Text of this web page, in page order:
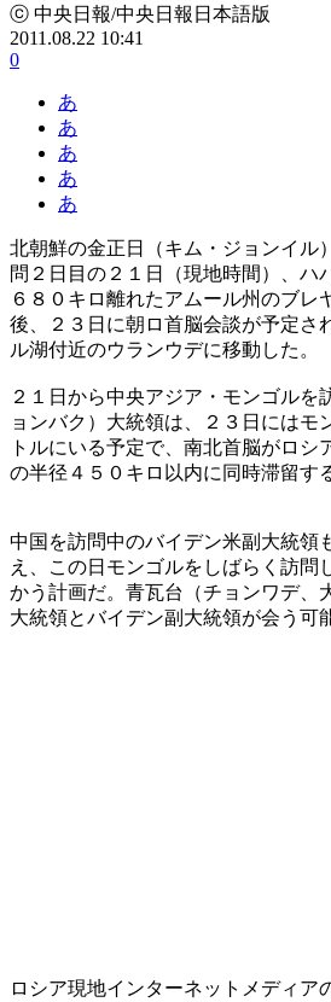
ⓒ 中央日報/中央日報日本語版
2011.08.22 10:41
0
あ
あ
あ
あ
あ
北朝鮮の金正日（キム・ジョンイル
問２日目の２１日（現地時間）、ハ
６８０キロ離れたアムール州のブレ
後、２３日に朝ロ首脳会談が予定さ
ル湖付近のウランウデに移動した。
２１日から中央アジア・モンゴルを
ョンバク）大統領は、２３日にはモ
トルにいる予定で、南北首脳がロシ
の半径４５０キロ以内に同時滞留す
中国を訪問中のバイデン米副大統領
え、この日モンゴルをしばらく訪問
かう計画だ。青瓦台（チョンワデ、
大統領とバイデン副大統領が会う可
ロシア現地インターネットメディア